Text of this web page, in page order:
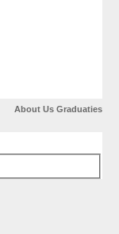
About Us Graduaties